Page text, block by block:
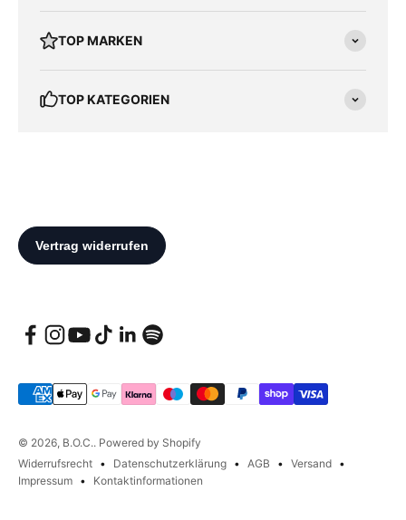
TOP MARKEN
TOP KATEGORIEN
© 2026, B.O.C.. Powered by Shopify
Widerrufsrecht
Datenschutzerklärung AGB
Versand
Impressum
Kontaktinformationen